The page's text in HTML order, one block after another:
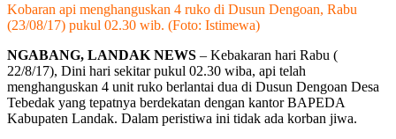
Kobaran api menghanguskan 4 ruko di Dusun Dengoan, Rabu
(23/08/17) pukul 02.30 wib. (Foto: Istimewa)
NGABANG, LANDAK NEWS – Kebakaran hari Rabu (
22/8/17), Dini hari sekitar pukul 02.30 wiba, api telah
menghanguskan 4 unit ruko berlantai dua di Dusun Dengoan Desa
Tebedak yang tepatnya berdekatan dengan kantor BAPEDA
Kabupaten Landak. Dalam peristiwa ini tidak ada korban jiwa.